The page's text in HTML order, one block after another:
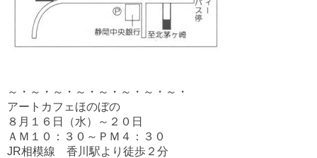
～・～・～・～・～・～・～・～・
アートカフェほのぼの
８月１６日（水）～２０日
ＡＭ１０：３０～ＰＭ４：３０
JR相模線 香川駅より徒歩２分